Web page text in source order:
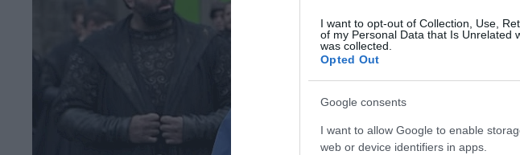
I want to opt-out of Collection, Use,
of my Personal Data that Is Unrelated
was collected.
Opted Out
Google consents
I want to allow Google to enable
web or device identifiers in apps.